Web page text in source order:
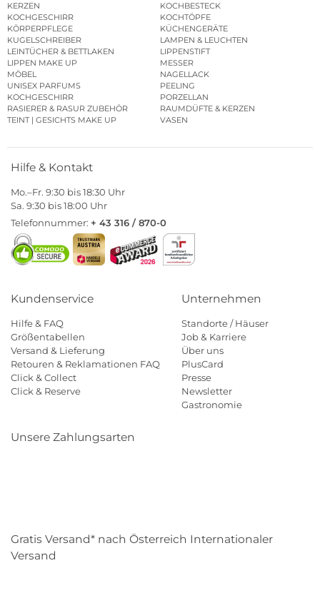
KERZEN
KOCHBESTECK
KOCHGESCHIRR
KOCHTÖPFE
KÖRPERPFLEGE
KÜCHENGERÄTE
KUGELSCHREIBER
LAMPEN & LEUCHTEN
LEINTÜCHER & BETTLAKEN
LIPPENSTIFT
LIPPEN MAKE UP
MESSER
MÖBEL
NAGELLACK
UNISEX PARFUMS
PEELING
KOCHGESCHIRR
PORZELLAN
RASIERER & RASUR ZUBEHÖR
RAUMDÜFTE & KERZEN
TEINT | GESICHTS MAKE UP
VASEN
Hilfe & Kontakt
Mo.–Fr. 9:30 bis 18:30 Uhr
Sa. 9:30 bis 18:00 Uhr
Telefonnummer: + 43 316 / 870-0
Kundenservice
Hilfe & FAQ
Größentabellen
Versand & Lieferung
Retouren & Reklamationen FAQ
Click & Collect
Click & Reserve
Unternehmen
Standorte / Häuser
Job & Karriere
Über uns
PlusCard
Presse
Newsletter
Gastronomie
Unsere Zahlungsarten
Gratis Versand* nach Österreich Internationaler
Versand